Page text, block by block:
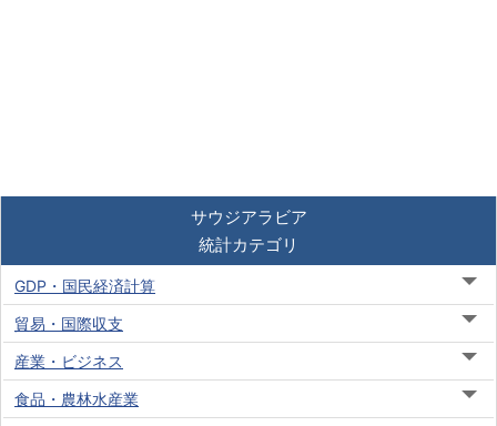
サウジアラビア
統計カテゴリ
GDP・国民経済計算
貿易・国際収支
産業・ビジネス
食品・農林水産業